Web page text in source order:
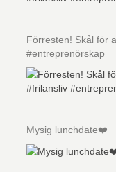
Förresten! Skål för
#entreprenörskap
Mysig lunchdate❤️